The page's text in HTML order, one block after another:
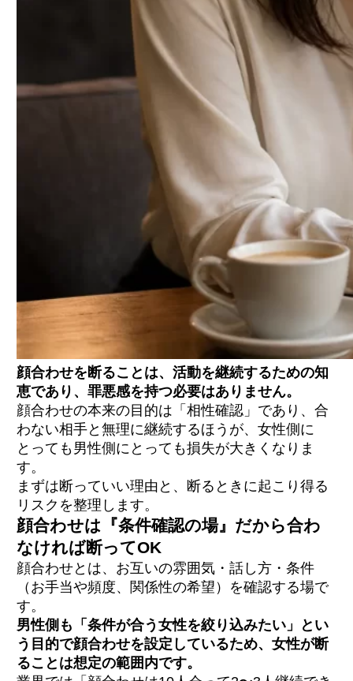
顔合わせ前にキャンセルする場合（メッセー
顔合わせ当日その場で違和感を覚えた場合
顔合わせ後に継続を断る場合（最頻出シー
連絡先（LINE）交換後でも円満に距離を置く
二回目以降の継続を途中で断る場合
鉄則1: 顔合わせへの感謝を必ず伝える
鉄則2: 相手の人格を否定する理由を選ばない
鉄則3: 嘘の理由は『一貫性』を保てば使って
鉄則4: 既読スルー・即ブロックは最終手段
鉄則5: 連絡頻度を徐々に下げる『3段階フェー
毅然と伝える二度目のメッセージ例文
PATOLOのブロック・通報機能の使い方
加盟店スタッフへの相談という選択肢
プライベートモードで身バレを防ぐ
顔合わせを断っても通報されますか？
嘘の理由を使ってもいいですか？
断る連絡はいつまでに送るべきですか？
顔合わせ後に大人の関係を強要されたらどう
まったら？
顔合わせを断ることは、活動を継続するための知
恵であり、罪悪感を持つ必要はありません。
顔合わせの本来の目的は「相性確認」であり、合
わない相手と無理に継続するほうが、女性側に
とっても男性側にとっても損失が大きくなりま
す。
まずは断っていい理由と、断るときに起こり得る
リスクを整理します。
顔合わせは『条件確認の場』だから合わ
なければ断ってOK
顔合わせとは、お互いの雰囲気・話し方・条件
（お手当や頻度、関係性の希望）を確認する場で
す。
男性側も「条件が合う女性を絞り込みたい」とい
う目的で顔合わせを設定しているため、女性が断
ることは想定の範囲内です。